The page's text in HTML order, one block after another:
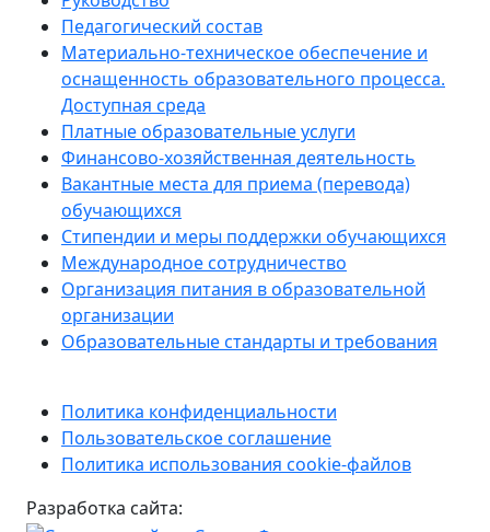
Педагогический состав
Материально-техническое обеспечение и
оснащенность образовательного процесса.
Доступная среда
Платные образовательные услуги
Финансово-хозяйственная деятельность
Вакантные места для приема (перевода)
обучающихся
Стипендии и меры поддержки обучающихся
Международное сотрудничество
Организация питания в образовательной
организации
Образовательные стандарты и требования
Политика конфиденциальности
Пользовательское соглашение
Политика использования cookie-файлов
Разработка сайта: